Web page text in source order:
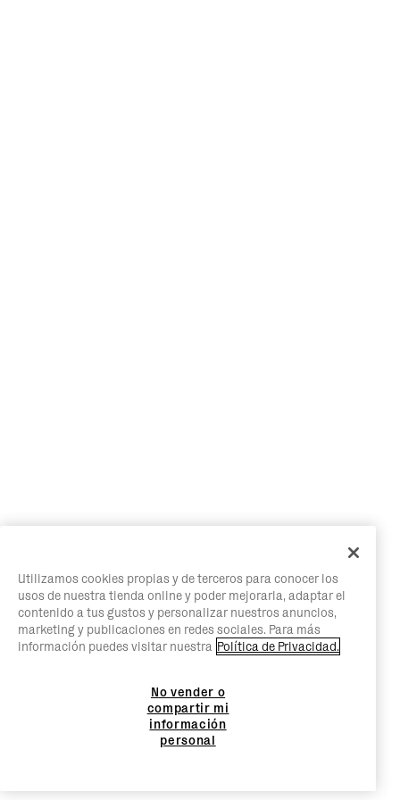
Utilizamos cookies propias y de terceros para conocer los
usos de nuestra tienda online y poder mejorarla, adaptar el
contenido a tus gustos y personalizar nuestros anuncios,
marketing y publicaciones en redes sociales. Para más
información puedes visitar nuestra Política de Privacidad.
No vender o
compartir mi
información
personal